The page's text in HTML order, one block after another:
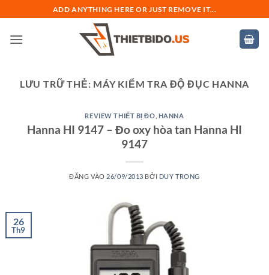
qua
nội
ADD ANYTHING HERE OR JUST REMOVE IT...
LƯU TRỮ THẺ: MÁY KIỂM TRA ĐỘ ĐỤC HANNA
REVIEW THIẾT BỊ ĐO HANNA
Hanna HI 9147 – Đo oxy hòa tan Hanna HI
9147
ĐĂNG VÀO 26/09/2013 BỞI DUY TRONG
26
Th9